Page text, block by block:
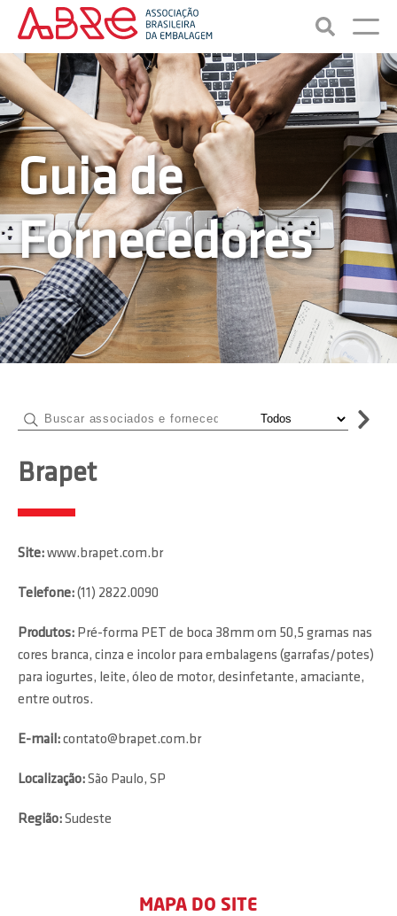
Guia de
Fornecedores
Brapet
Site:www.brapet.com.br
Telefone:(11) 2822.0090
Produtos: Pré-forma PET de boca 38mm om 50,5 gramas nas
cores branca, cinza e incolor para embalagens (garrafas/potes)
para iogurtes, leite, óleo de motor, desinfetante, amaciante,
entre outros.
E-mail:contato@brapet.com.br
Localização:São Paulo, SP
Região:Sudeste
MAPA DO SITE